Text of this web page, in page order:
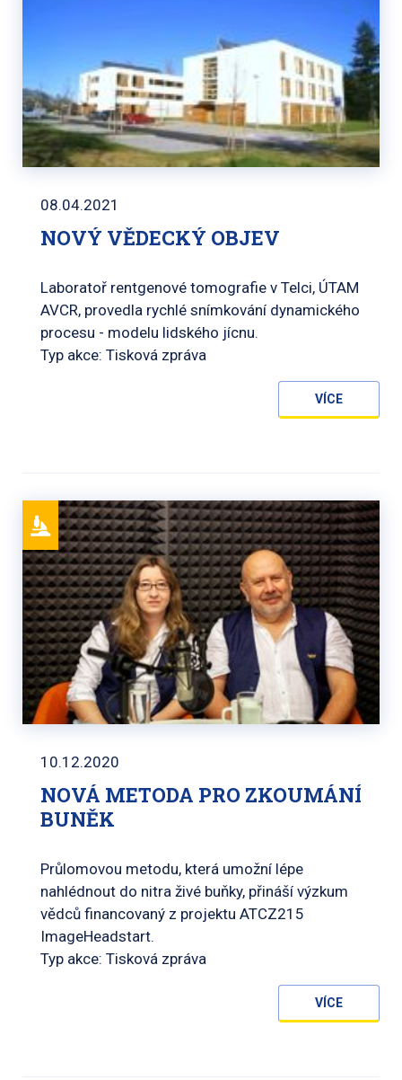
08.04.2021
NOVÝ VĚDECKÝ OBJEV
Laboratoř rentgenové tomografie v Telci, ÚTAM
AVCR, provedla rychlé snímkování dynamického
procesu - modelu lidského jícnu.
Typ akce: Tisková zpráva
VÍCE
10.12.2020
NOVÁ METODA PRO ZKOUMÁNÍ
BUNĚK
Průlomovou metodu, která umožní lépe
nahlédnout do nitra živé buňky, přináší výzkum
vědců financovaný z projektu ATCZ215
ImageHeadstart.
Typ akce: Tisková zpráva
VÍCE